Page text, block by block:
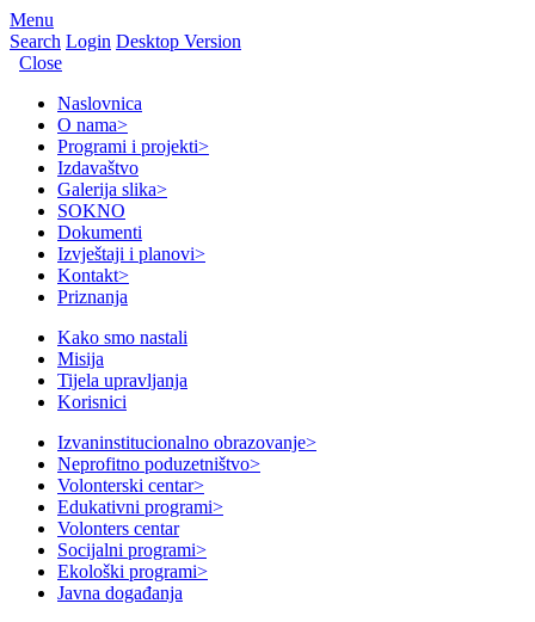
Menu
Search Login Desktop Version
Close
Naslovnica
O nama>
Programi i projekti>
Izdavaštvo
Galerija slika>
SOKNO
Dokumenti
Izvještaji i planovi>
Kontakt>
Priznanja
Kako smo nastali
Misija
Tijela upravljanja
Korisnici
Izvaninstitucionalno obrazovanje>
Neprofitno poduzetništvo>
Volonterski centar>
Edukativni programi>
Volonters centar
Socijalni programi>
Ekološki programi>
Javna događanja